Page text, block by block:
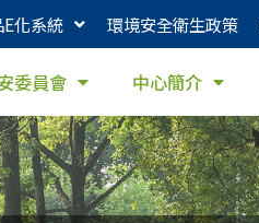
化系統 環境安全衛生政策
委員會 中心簡介